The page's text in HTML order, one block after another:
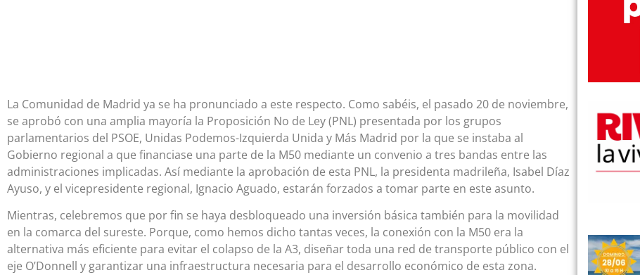
La Comunidad de Madrid ya se ha pronunciado a este respecto. Como sabéis, el pasado 20 de noviembre,
se aprobó con una amplia mayoría la Proposición No de Ley (PNL) presentada por los grupos
parlamentarios del PSOE, Unidas Podemos-Izquierda Unida y Más Madrid por la que se instaba al
Gobierno regional a que financiase una parte de la M50 mediante un convenio a tres bandas entre las
administraciones implicadas. Así mediante la aprobación de esta PNL, la presidenta madrileña, Isabel Díaz
Ayuso, y el vicepresidente regional, Ignacio Aguado, estarán forzados a tomar parte en este asunto.
Mientras, celebremos que por fin se haya desbloqueado una inversión básica también para la movilidad
en la comarca del sureste. Porque, como hemos dicho tantas veces, la conexión con la M50 era la
alternativa más eficiente para evitar el colapso de la A3, diseñar toda una red de transporte público con el
eje O’Donnell y garantizar una infraestructura necesaria para el desarrollo económico de esta zona.